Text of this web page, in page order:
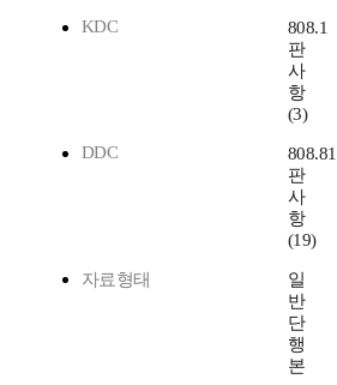
KDC
808.1
판
사
항
(3)
DDC
808.81
판
사
항
(19)
자료형태
일
반
단
행
본